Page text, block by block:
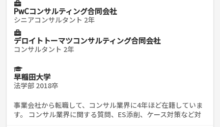
PwCコンサルティング合同会社
シニアコンサルタント 2年
デロイトトーマツコンサルティング合同会社
コンサルタント 2年
早稲田大学
法学部 2018卒
事業会社から転職して、コンサル業界に4年ほど在籍していま
す。 コンサル業界に関する質問、ES添削、ケース対策など対